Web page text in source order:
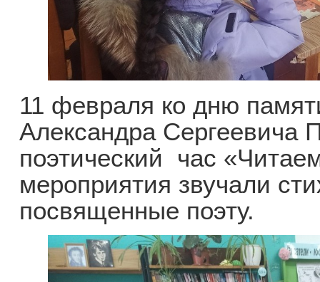
11 февраля ко дню
Александра
поэтический час
мероприятия звучали
посвященные поэту.